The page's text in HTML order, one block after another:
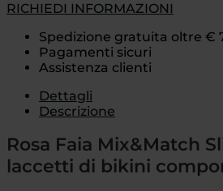
RICHIEDI INFORMAZIONI
Spedizione gratuita oltre €
Pagamenti sicuri
Assistenza clienti
Dettagli
Descrizione
Rosa Faia Mix&Match
laccetti di bikini